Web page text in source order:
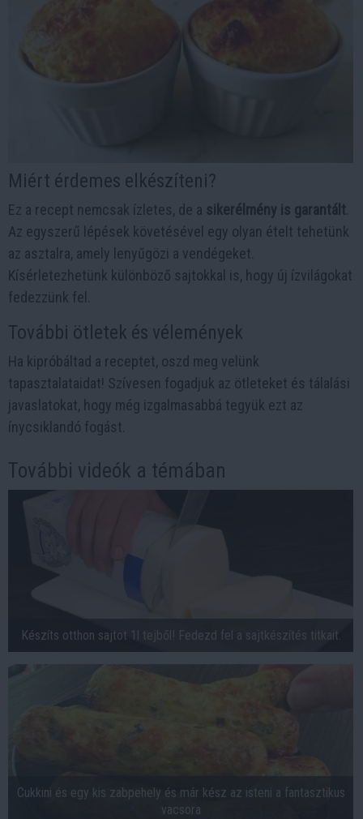
Miért érdemes elkészíteni?
Ez a recept nemcsak ízletes, de a sikerélmény is garantált
Az egyszerű lépések követésével egy olyan ételt tehetünk
az asztalra, amely lenyűgözi a vendégeket.
Kísérletezhetünk különböző sajtokkal is, hogy új ízvilágokat
fedezzünk fel.
További ötletek és vélemények
Ha kipróbáltad a receptet, oszd meg velünk
tapasztalataidat! Szívesen fogadjuk az ötleteket és tálalási
javaslatokat, hogy még izgalmasabbá tegyük ezt az
ínycsiklandó fogást.
További videók a témában
Készíts otthon sajtot 1l tejből! Fedezd fel a sajtkészítés titkait.
Cukkini és egy kis zabpehely és már kész az isteni a fantasztikus
vacsora